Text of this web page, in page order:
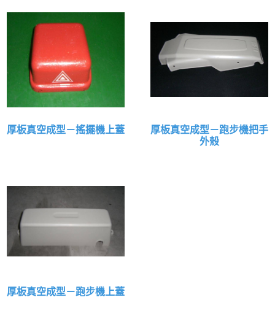
厚板真空成型－搖擺機上蓋
厚板真空成型－跑步機把手
外殼
厚板真空成型－跑步機上蓋